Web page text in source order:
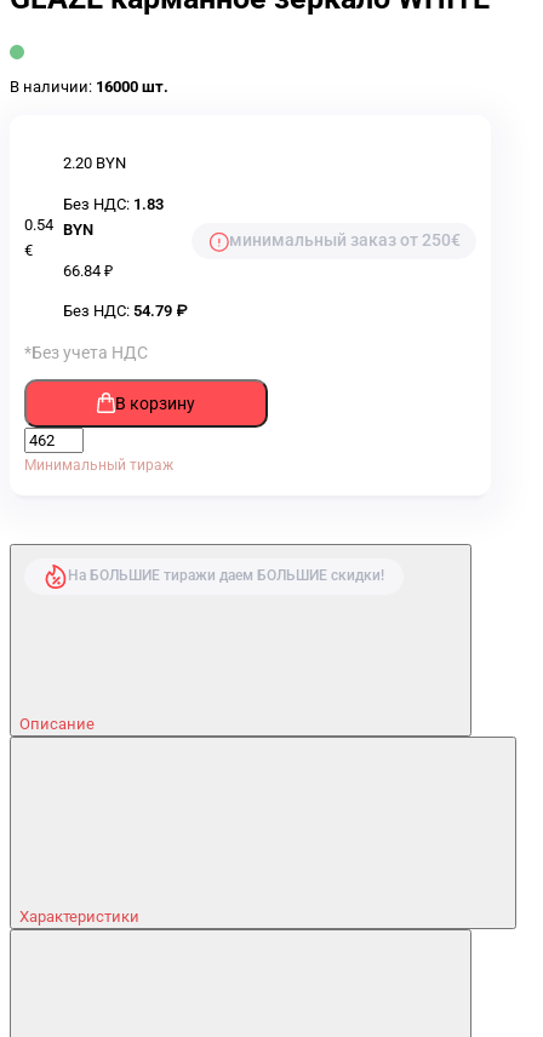
В наличии: 16000 шт.
0.54
€
2.20 BYN
Без НДС: 1.83
BYN
66.84 ₽
Без НДС:54.79 ₽
минимальный заказ от 250€
*Без учета НДС
В корзину
Минимальный тираж
На БОЛЬШИЕ тиражи даем БОЛЬШИЕ скидки!
Описание
Характеристики